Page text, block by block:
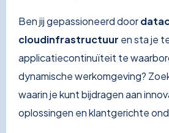
Ben jij gepassioneerd door
cloudinfrastructuur en sta je
applicatiecontinuïteit te
dynamische werkomgeving?
waarin je kunt bijdragen aan
oplossingen en klantgerichte